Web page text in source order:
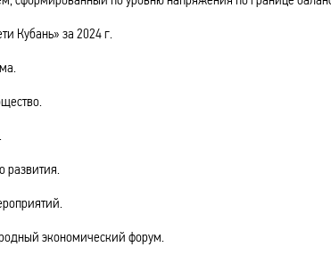
Кубань» за 2024 г.
развития.
экономический форум.